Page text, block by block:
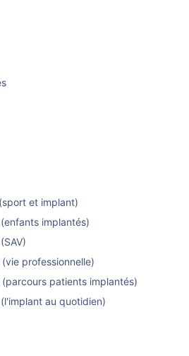
et implant)
implantés)
professionnelle)
patients implantés)
au quotidien)